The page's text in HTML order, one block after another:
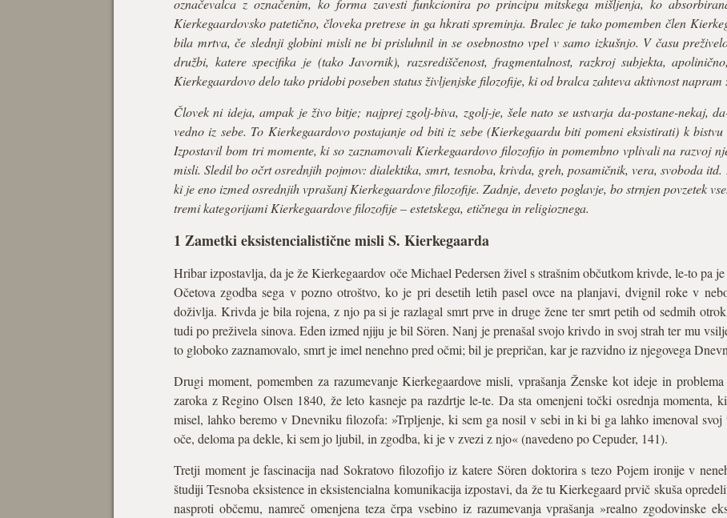
označevalca z označenim, ko forma zavesti funkcionira po principu mitskega mišljenja, ko
Kierkegaardovsko patetično, človeka pretrese in ga hkrati spreminja. Bralec je tako pomemben člen
bila mrtva, če slednji globini misli ne bi prisluhnil in se osebnostno vpel v samo izkušnjo. V času
družbi, katere specifika je (tako Javornik), razsrediščenost, fragmentalnost, razkroj subjekta,
Kierkegaardovo delo tako pridobi poseben status življenjske filozofije, ki od bralca zahteva aktivnost
Človek ni ideja, ampak je živo bitje; najprej zgolj-biva, zgolj-je, šele nato se ustvarja da-postane-nekaj,
vedno iz sebe. To Kierkegaardovo postajanje od biti iz sebe (Kierkegaardu biti pomeni eksistirati) k
Izpostavil bom tri momente, ki so zaznamovali Kierkegaardovo filozofijo in pomembno vplivali na razvoj
misli. Sledil bo očrt osrednjih pojmov: dialektika, smrt, tesnoba, krivda, greh, posamičnik, vera, svoboda itd.
ki je eno izmed osrednjih vprašanj Kierkegaardove filozofije. Zadnje, deveto poglavje, bo strnjen povzetek
tremi kategorijami Kierkegaardove filozofije – estetskega, etičnega in religioznega.
1 Zametki eksistencialistične misli S. Kierkegaarda
Hribar izpostavlja, da je že Kierkegaardov oče Michael Pedersen živel s strašnim občutkom krivde, le-to pa
Očetova zgodba sega v pozno otroštvo, ko je pri desetih letih pasel ovce na planjavi, dvignil roke v
doživlja. Krivda je bila rojena, z njo pa si je razlagal smrt prve in druge žene ter smrt petih od sedmih
tudi po preživela sinova. Eden izmed njiju je bil Sören. Nanj je prenašal svojo krivdo in svoj strah ter mu
to globoko zaznamovalo, smrt je imel nenehno pred očmi; bil je prepričan, kar je razvidno iz njegovega
Drugi moment, pomemben za razumevanje Kierkegaardove misli, vprašanja Ženske kot ideje in
zaroka z Regino Olsen 1840, že leto kasneje pa razdrtje le-te. Da sta omenjeni točki osrednja momenta,
misel, lahko beremo v Dnevniku filozofa: »Trpljenje, ki sem ga nosil v sebi in ki bi ga lahko imenoval
oče, deloma pa dekle, ki sem jo ljubil, in zgodba, ki je v zvezi z njo« (navedeno po Cepuder, 141).
Tretji moment je fascinacija nad Sokratovo filozofijo iz katere Sören doktorira s tezo Pojem ironije v
študiji Tesnoba eksistence in eksistencialna komunikacija izpostavi, da že tu Kierkegaard prvič skuša
nasproti občemu, namreč omenjena teza črpa vsebino iz razumevanja vprašanja »realno zgodovinske